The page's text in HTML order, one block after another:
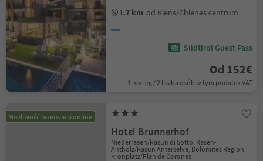
1.7 km od Kiens/Chienes centrum
Südtirol Guest Pass
Od 152€
1 nocleg / 2 liczba osób w tym podatek VAT
Możliwość rezerwacji online
Hotel Brunnerhof
Niederrasen/Rasun di Sotto, Rasen-
Antholz/Rasun Anterselva, Dolomites Region
Kronplatz/Plan de Corones